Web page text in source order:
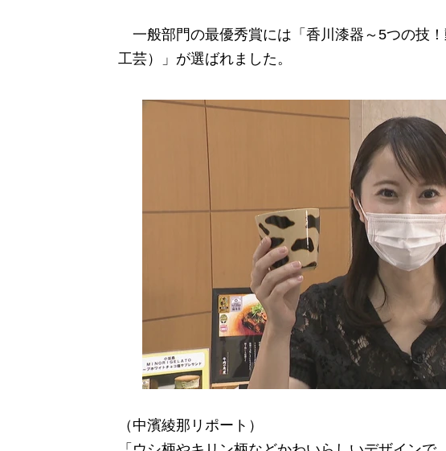
一般部門の最優秀賞には「香川漆器～5つの技
工芸）」が選ばれました。
（中濱綾那リポート）